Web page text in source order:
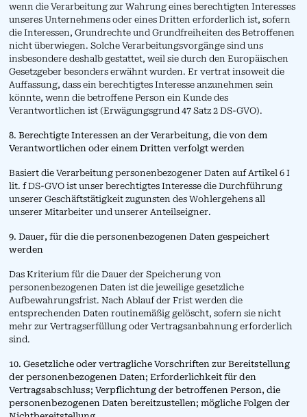
wenn die Verarbeitung zur Wahrung eines berechtigten Interesses
unseres Unternehmens oder eines Dritten erforderlich ist, sofern
die Interessen, Grundrechte und Grundfreiheiten des Betroffenen
nicht überwiegen. Solche Verarbeitungsvorgänge sind uns
insbesondere deshalb gestattet, weil sie durch den Europäischen
Gesetzgeber besonders erwähnt wurden. Er vertrat insoweit die
Auffassung, dass ein berechtigtes Interesse anzunehmen sein
könnte, wenn die betroffene Person ein Kunde des
Verantwortlichen ist (Erwägungsgrund 47 Satz 2 DS-GVO).
8. Berechtigte Interessen an der Verarbeitung, die von dem
Verantwortlichen oder einem Dritten verfolgt werden
Basiert die Verarbeitung personenbezogener Daten auf Artikel 6 I
lit. f DS-GVO ist unser berechtigtes Interesse die Durchführung
unserer Geschäftstätigkeit zugunsten des Wohlergehens all
unserer Mitarbeiter und unserer Anteilseigner.
9. Dauer, für die die personenbezogenen Daten gespeichert
werden
Das Kriterium für die Dauer der Speicherung von
personenbezogenen Daten ist die jeweilige gesetzliche
Aufbewahrungsfrist. Nach Ablauf der Frist werden die
entsprechenden Daten routinemäßig gelöscht, sofern sie nicht
mehr zur Vertragserfüllung oder Vertragsanbahnung erforderlich
sind.
10. Gesetzliche oder vertragliche Vorschriften zur Bereitstellung
der personenbezogenen Daten; Erforderlichkeit für den
Vertragsabschluss; Verpflichtung der betroffenen Person, die
personenbezogenen Daten bereitzustellen; mögliche Folgen der